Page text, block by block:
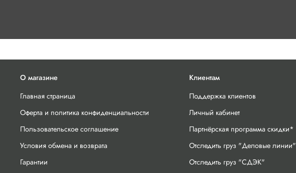
О магазине
Главная страница
Оферта и политика конфиденциальности
Пользовательское соглашение
Условия обмена и возврата
Гарантии
Клиентам
Поддержка клиентов
Личный кабинет
Партнёрская программа скидки*
Отследить груз "Деловые линии"
Отследить груз "СДЭК"